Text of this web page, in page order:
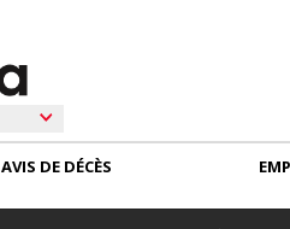
AVIS DE DÉCÈS